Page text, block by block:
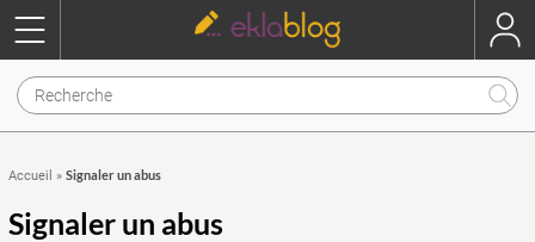
Accueil » Signaler un abus
Signaler un abus